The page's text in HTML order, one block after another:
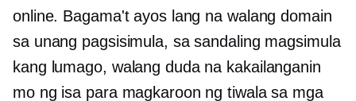
online. Bagama't ayos lang na walang domain
sa unang pagsisimula, sa sandaling magsimula
kang lumago, walang duda na kakailanganin
mo ng isa para magkaroon ng tiwala sa mga